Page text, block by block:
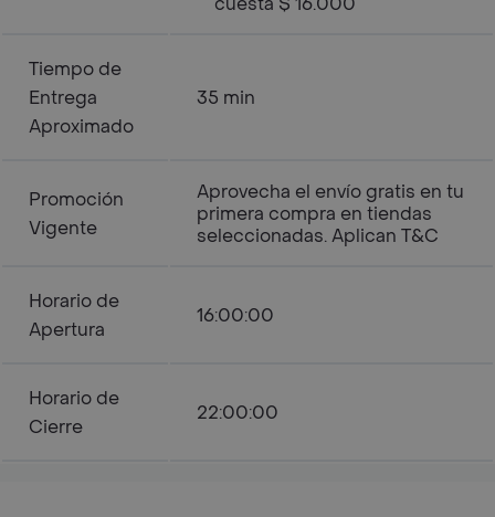
Tiempo de
Entrega
Aproximado
35 min
Promoción
Vigente
Aprovecha el envío gratis en tu
primera compra en tiendas
seleccionadas. Aplican T&C
Horario de
Apertura
16:00:00
Horario de
Cierre
22:00:00